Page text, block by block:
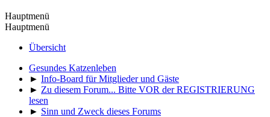
Hauptmenü
Hauptmenü
Übersicht
Gesundes Katzenleben
► Info-Board für Mitglieder und Gäste
► Zu diesem Forum... Bitte VOR der REGISTRIERUNG
lesen
► Sinn und Zweck dieses Forums